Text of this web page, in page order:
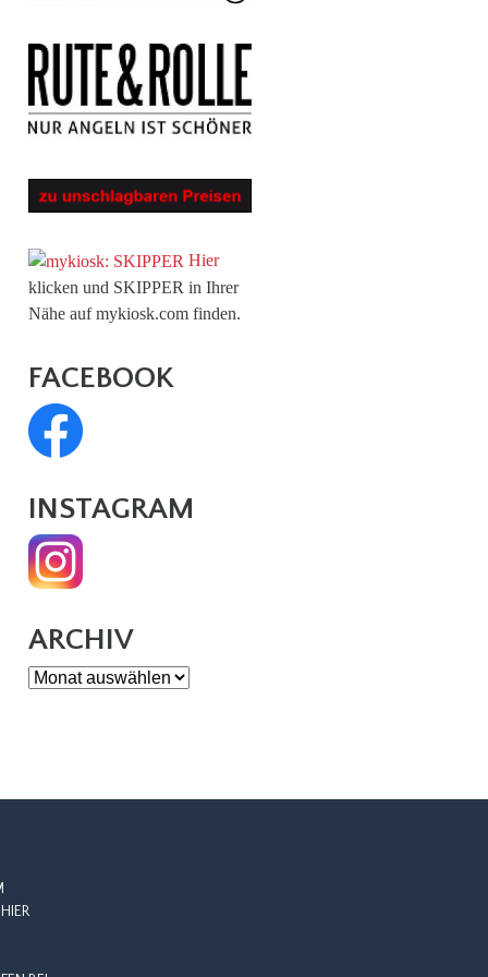
Hier
klicken und SKIPPER in Ihrer
Nähe auf mykiosk.com finden.
FACEBOOK
INSTAGRAM
ARCHIV
Archiv